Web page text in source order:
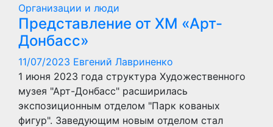
Организации и люди
Представление от ХМ «Арт-
Донбасс»
11/07/2023 Евгений Лавриненко
1 июня 2023 года структура Художественного
музея "Арт-Донбасс" расширилась
экспозиционным отделом "Парк кованых
фигур". Заведующим новым отделом стал